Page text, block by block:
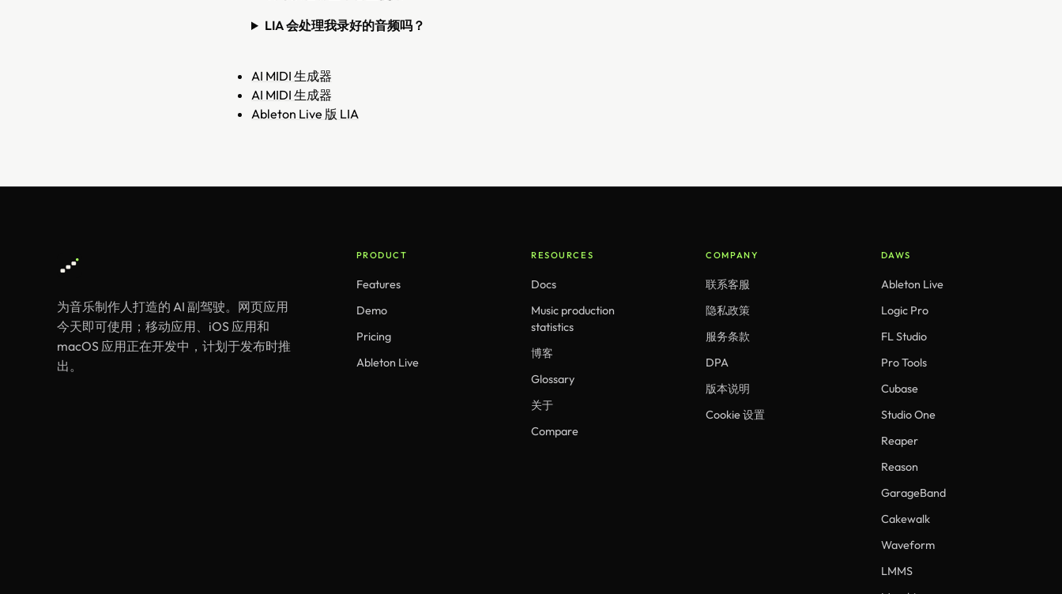
LIA 会处理我录好的音频吗？
AI MIDI 生成器
AI MIDI 生成器
Ableton Live 版 LIA
为音乐制作人打造的 AI 副驾驶。网页应用
今天即可使用；移动应用、iOS 应用和
macOS 应用正在开发中，计划于发布时推
出。
PRODUCT
Features
Demo
Pricing
Ableton Live
RESOURCES
Docs
Music production
statistics
博客
Glossary
关于
Compare
COMPANY
联系客服
隐私政策
服务条款
DPA
版本说明
Cookie 设置
DAWS
Ableton Live
Logic Pro
FL Studio
Pro Tools
Cubase
Studio One
Reaper
Reason
GarageBand
Cakewalk
Waveform
LMMS